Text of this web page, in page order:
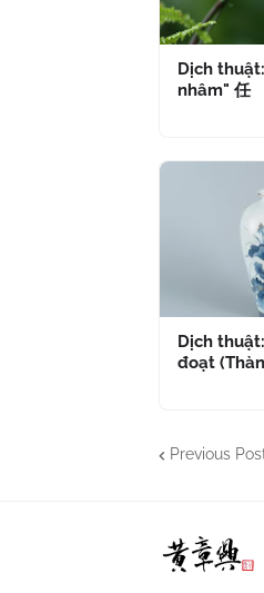
Dịch
nhâm" 任
Dịch
đoạt
Previous